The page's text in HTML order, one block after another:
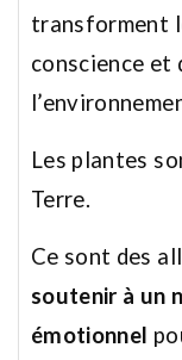
transforment
conscience et
Les plantes
Terre.
Ce sont des
soutenir à un
émotionnel